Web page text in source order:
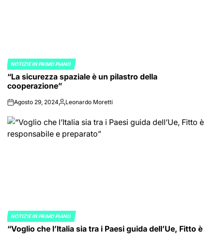
POSTED
IN
NOTIZIE IN PRIMO PIANO
“La sicurezza spaziale è un pilastro della
cooperazione”
onAgosto 29, 2024Posted
Leonardo Moretti
POSTED
IN
NOTIZIE IN PRIMO PIANO
“Voglio che l’Italia sia tra i Paesi guida dell’Ue, Fitto è